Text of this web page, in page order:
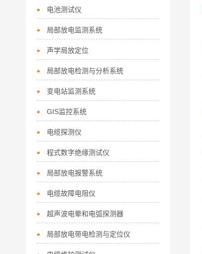
电池测试仪
局部放电监测系统
声学局放定位
局部放电检测与分析系统
变电站监测系统
GIS监控系统
电缆探测仪
程式数字绝缘测试仪
局部放电报警系统
电缆故障电阻仪
超声波电晕和电弧探测器
局部放电带电检测与定位仪